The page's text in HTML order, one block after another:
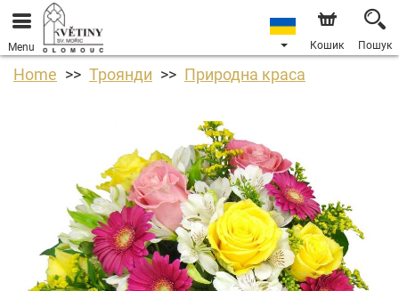
Menu Кошик Пошук
Home Троянди Природна краса